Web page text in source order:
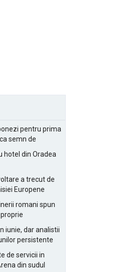
pentru prima
semn de
hotel din Oradea
a trecut de
Europene
romani spun
iunie, dar analistii
persistente
de servicii in
din sudul